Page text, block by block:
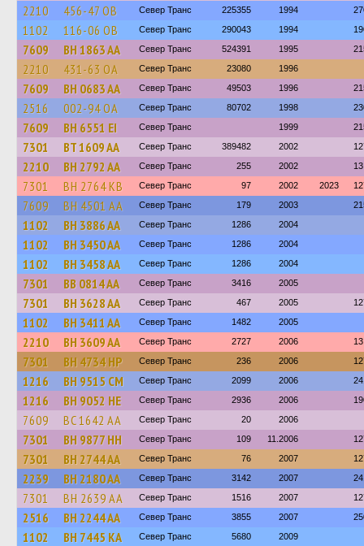
2210 456-47 ОВ Север Транс 225355 1994
1102 116-06 ОВ Север Транс 290043 1994
7609 BH 1863 AA Север Транс 524391 1995
2210 431-63 ОА Север Транс 23080 1996
7609 BH 0683 AA Север Транс 49503 1996
2516 002-94 ОА Север Транс 80702 1998
7609 BH 6551 EI Север Транс 1999
7301 BT 1609 AA Север Транс 389482 2002
2210 BH 2792 AA Север Транс 255 2002
7301 BH 2764 KB Север Транс 97 2002 2023
7609 BH 4501 AA Север Транс 179 2003
1102 BH 3886 AA Север Транс 1286 2004
1102 BH 3450 AA Север Транс 1286 2004
1102 BH 3458 AA Север Транс 1286 2004
7301 BB 0814 AA Север Транс 3416 2005
7301 BH 3628 AA Север Транс 467 2005
1102 BH 3411 AA Север Транс 1482 2005
2210 BH 3609 AA Север Транс 2727 2006 13
7301 BH 4734 HP Север Транс 236 2006
1216 BH 9515 CM Север Транс 2099 2006
1216 BH 9052 HE Север Транс 2936 2006
7609 BC 1642 AA Север Транс 20 2006
7301 BH 9877 HH Север Транс 109 11.2006
7301 BH 2744 AA Север Транс 76 2007
2239 BH 2180 AA Север Транс 3142 2007
7301 BH 2639 AA Север Транс 1516 2007
2516 BH 2244 AA Север Транс 3855 2007
1102 BH 7445 KA Север Транс 5680 2009